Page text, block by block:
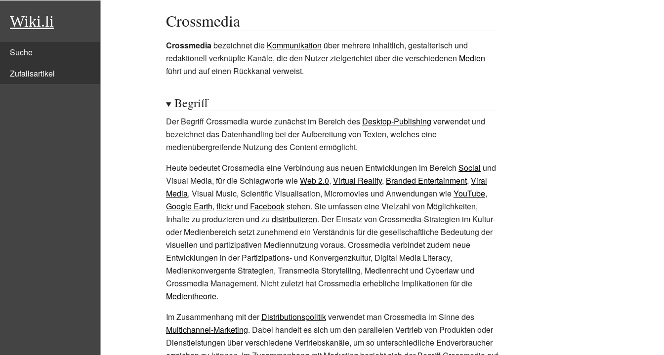
Wiki.li
Suche
Zufallsartikel
Crossmedia
Crossmediabezeichnet die Kommunikation über mehrere inhaltlich, gestalterisch und
redaktionell verknüpfte Kanäle, die den Nutzer zielgerichtet über die verschiedenen Medien
führt und auf einen Rückkanal verweist.
Begriff
Der Begriff Crossmedia wurde zunächst im Bereich des Desktop-Publishing verwendet und
bezeichnet das Datenhandling bei der Aufbereitung von Texten, welches eine
medienübergreifende Nutzung des Content ermöglicht.
Heute bedeutet Crossmedia eine Verbindung aus neuen Entwicklungen im Bereich Social und
Visual Media, für die Schlagworte wieWeb 2.0, Virtual Reality, Branded Entertainment, Viral
Media, Visual Music, Scientific Visualisation, Micromovies und Anwendungen wieYouTube,
Google Earth, flickrund Facebookstehen. Sie umfassen eine Vielzahl von Möglichkeiten,
Inhalte zu produzieren und zu distributieren. Der Einsatz von Crossmedia-Strategien im Kultur-
oder Medienbereich setzt zunehmend ein Verständnis für die gesellschaftliche Bedeutung der
visuellen und partizipativen Mediennutzung voraus. Crossmedia verbindet zudem neue
Entwicklungen in der Partizipations- und Konvergenzkultur, Digital Media Literacy,
Medienkonvergente Strategien, Transmedia Storytelling, Medienrecht und Cyberlaw und
Crossmedia Management. Nicht zuletzt hat Crossmedia erhebliche Implikationen für die
Medientheorie.
Im Zusammenhang mit derDistributionspolitikverwendet man Crossmedia im Sinne des
Multichannel-Marketing. Dabei handelt es sich um den parallelen Vertrieb von Produkten oder
Dienstleistungen über verschiedene Vertriebskanäle, um so unterschiedliche Endverbraucher